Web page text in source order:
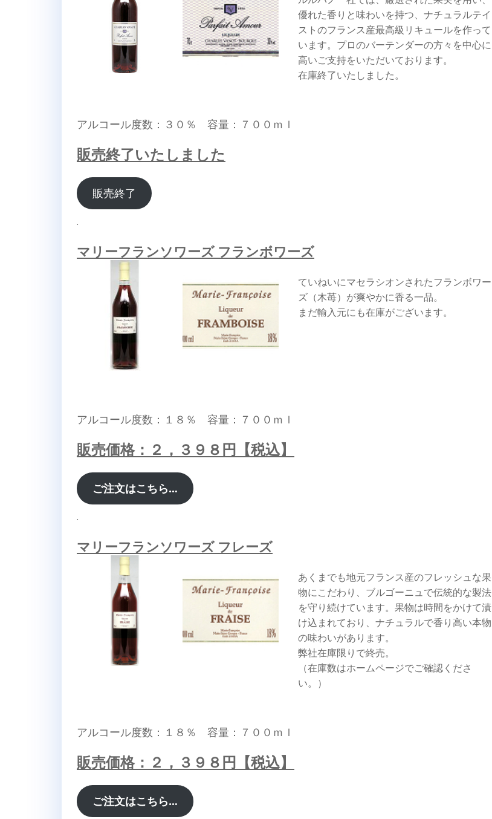
優れた香りと味わいを持つ、ナチュラルテイ
ストのフランス産最高級リキュールを作って
います。プロのバーテンダーの方々を中心に
高いご支持をいただいております。
在庫終了いたしました。
アルコール度数：３０％ 容量：７００ｍｌ
販売終了いたしました
販売終了
.
マリーフランソワーズ フランボワーズ
ていねいにマセラシオンされたフランボワー
ズ（木苺）が爽やかに香る一品。
まだ輸入元にも在庫がございます。
アルコール度数：１８％ 容量：７００ｍｌ
販売価格：２，３９８円【税込】
ご注文はこちら…
.
マリーフランソワーズ フレーズ
あくまでも地元フランス産のフレッシュな果
物にこだわり、ブルゴーニュで伝統的な製法
を守り続けています。果物は時間をかけて漬
け込まれており、ナチュラルで香り高い本物
の味わいがあります。
弊社在庫限りで終売。
（在庫数はホームページでご確認くださ
い。）
アルコール度数：１８％ 容量：７００ｍｌ
販売価格：２，３９８円【税込】
ご注文はこちら…